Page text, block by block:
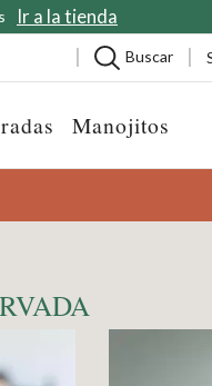
Ir a la tienda
Buscar
Manojitos